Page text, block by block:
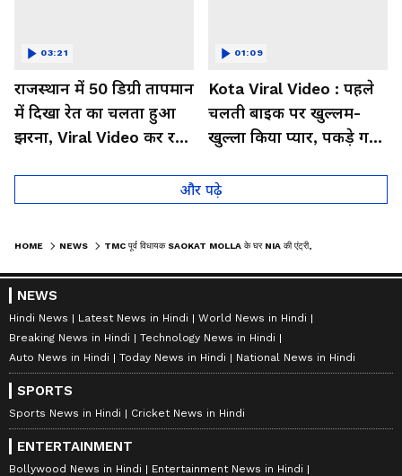
राजस्थान में 50 डिग्री तापमान
में दिखा रेत का चलता हुआ
झरना, Viral Video कर रहा
03:21
Kota Viral Video : पहले
चलती बाइक पर खुल्लम-
खुल्ला किया प्यार, पकड़े गए
01:09
और पढ़े
HOME NEWS
NEWS
Hindi News Latest News in Hindi
World News in Hindi
Breaking News in Hindi
Technology News in Hindi
Auto News in Hindi
Today News in Hindi National News in Hindi
SPORTS
Sports News in Hindi Cricket News in Hindi
ENTERTAINMENT
Bollywood News in Hindi
Entertainment News in Hindi